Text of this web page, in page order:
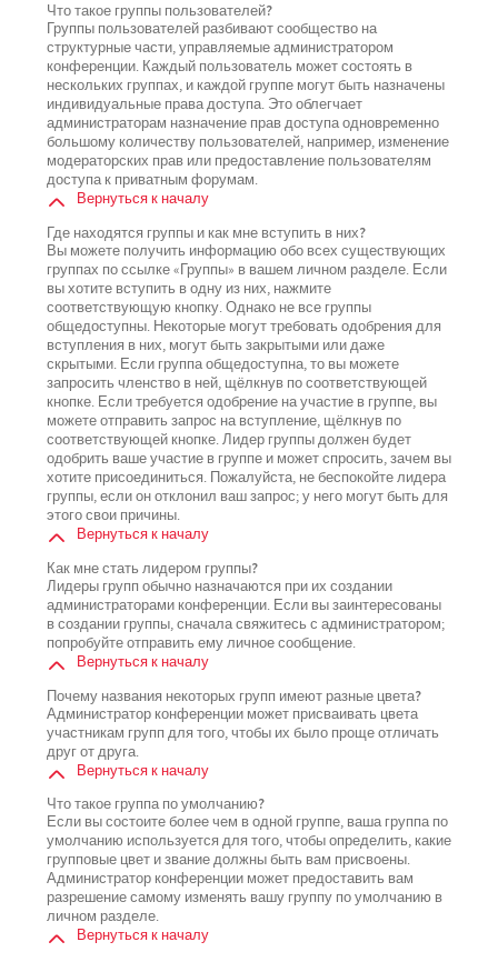
Что такое группы пользователей?
Группы пользователей разбивают сообщество на
структурные части, управляемые администратором
конференции. Каждый пользователь может состоять в
нескольких группах, и каждой группе могут быть назначены
индивидуальные права доступа. Это облегчает
администраторам назначение прав доступа одновременно
большому количеству пользователей, например, изменение
модераторских прав или предоставление пользователям
доступа к приватным форумам.
Вернуться к началу
Где находятся группы и как мне вступить в них?
Вы можете получить информацию обо всех существующих
группах по ссылке «Группы» в вашем личном разделе. Если
вы хотите вступить в одну из них, нажмите
соответствующую кнопку. Однако не все группы
общедоступны. Некоторые могут требовать одобрения для
вступления в них, могут быть закрытыми или даже
скрытыми. Если группа общедоступна, то вы можете
запросить членство в ней, щёлкнув по соответствующей
кнопке. Если требуется одобрение на участие в группе, вы
можете отправить запрос на вступление, щёлкнув по
соответствующей кнопке. Лидер группы должен будет
одобрить ваше участие в группе и может спросить, зачем вы
хотите присоединиться. Пожалуйста, не беспокойте лидера
группы, если он отклонил ваш запрос; у него могут быть для
этого свои причины.
Вернуться к началу
Как мне стать лидером группы?
Лидеры групп обычно назначаются при их создании
администраторами конференции. Если вы заинтересованы
в создании группы, сначала свяжитесь с администратором;
попробуйте отправить ему личное сообщение.
Вернуться к началу
Почему названия некоторых групп имеют разные цвета?
Администратор конференции может присваивать цвета
участникам групп для того, чтобы их было проще отличать
друг от друга.
Вернуться к началу
Что такое группа по умолчанию?
Если вы состоите более чем в одной группе, ваша группа по
умолчанию используется для того, чтобы определить, какие
групповые цвет и звание должны быть вам присвоены.
Администратор конференции может предоставить вам
разрешение самому изменять вашу группу по умолчанию в
личном разделе.
Вернуться к началу